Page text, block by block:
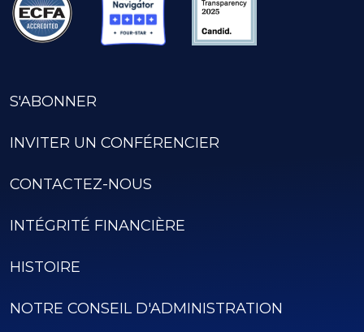
S'ABONNER
INVITER UN CONFÉRENCIER
CONTACTEZ-NOUS
INTÉGRITÉ FINANCIÈRE
HISTOIRE
NOTRE CONSEIL D'ADMINISTRATION